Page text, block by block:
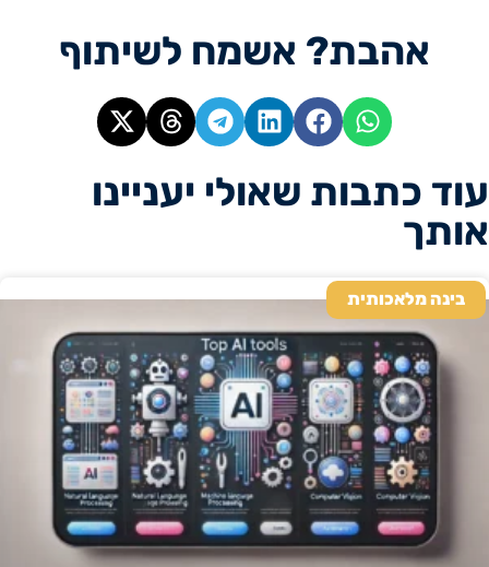
אהבת? אשמח לשיתוף
עוד כתבות שאולי יעניינו
אותך
בינה מלאכותית